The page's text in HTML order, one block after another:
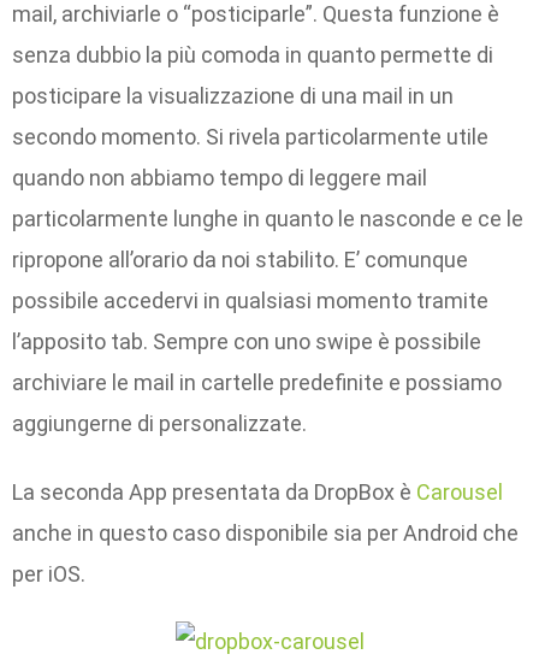
mail, archiviarle o “posticiparle”. Questa funzione è
senza dubbio la più comoda in quanto permette di
posticipare la visualizzazione di una mail in un
secondo momento. Si rivela particolarmente utile
quando non abbiamo tempo di leggere mail
particolarmente lunghe in quanto le nasconde e ce le
ripropone all’orario da noi stabilito. E’ comunque
possibile accedervi in qualsiasi momento tramite
l’apposito tab. Sempre con uno swipe è possibile
archiviare le mail in cartelle predefinite e possiamo
aggiungerne di personalizzate.
La seconda App presentata da DropBox è Carousel
anche in questo caso disponibile sia per Android che
per iOS.